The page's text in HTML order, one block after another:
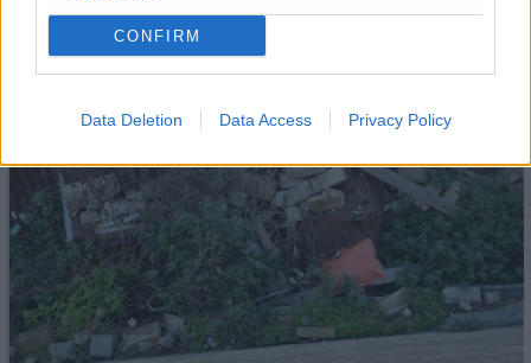
CONFIRM
Data Deletion Data Access Privacy Policy